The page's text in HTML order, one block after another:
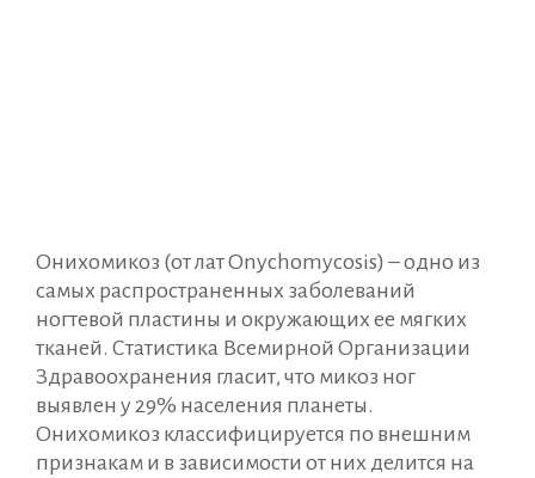
Онихомикоз (от лат Onychomycosis) – одно из
самых распространенных заболеваний
ногтевой пластины и окружающих ее мягких
тканей. Статистика Всемирной Организации
Здравоохранения гласит, что микоз ног
выявлен у 29% населения планеты.
Онихомикоз классифицируется по внешним
признакам и в зависимости от них делится на